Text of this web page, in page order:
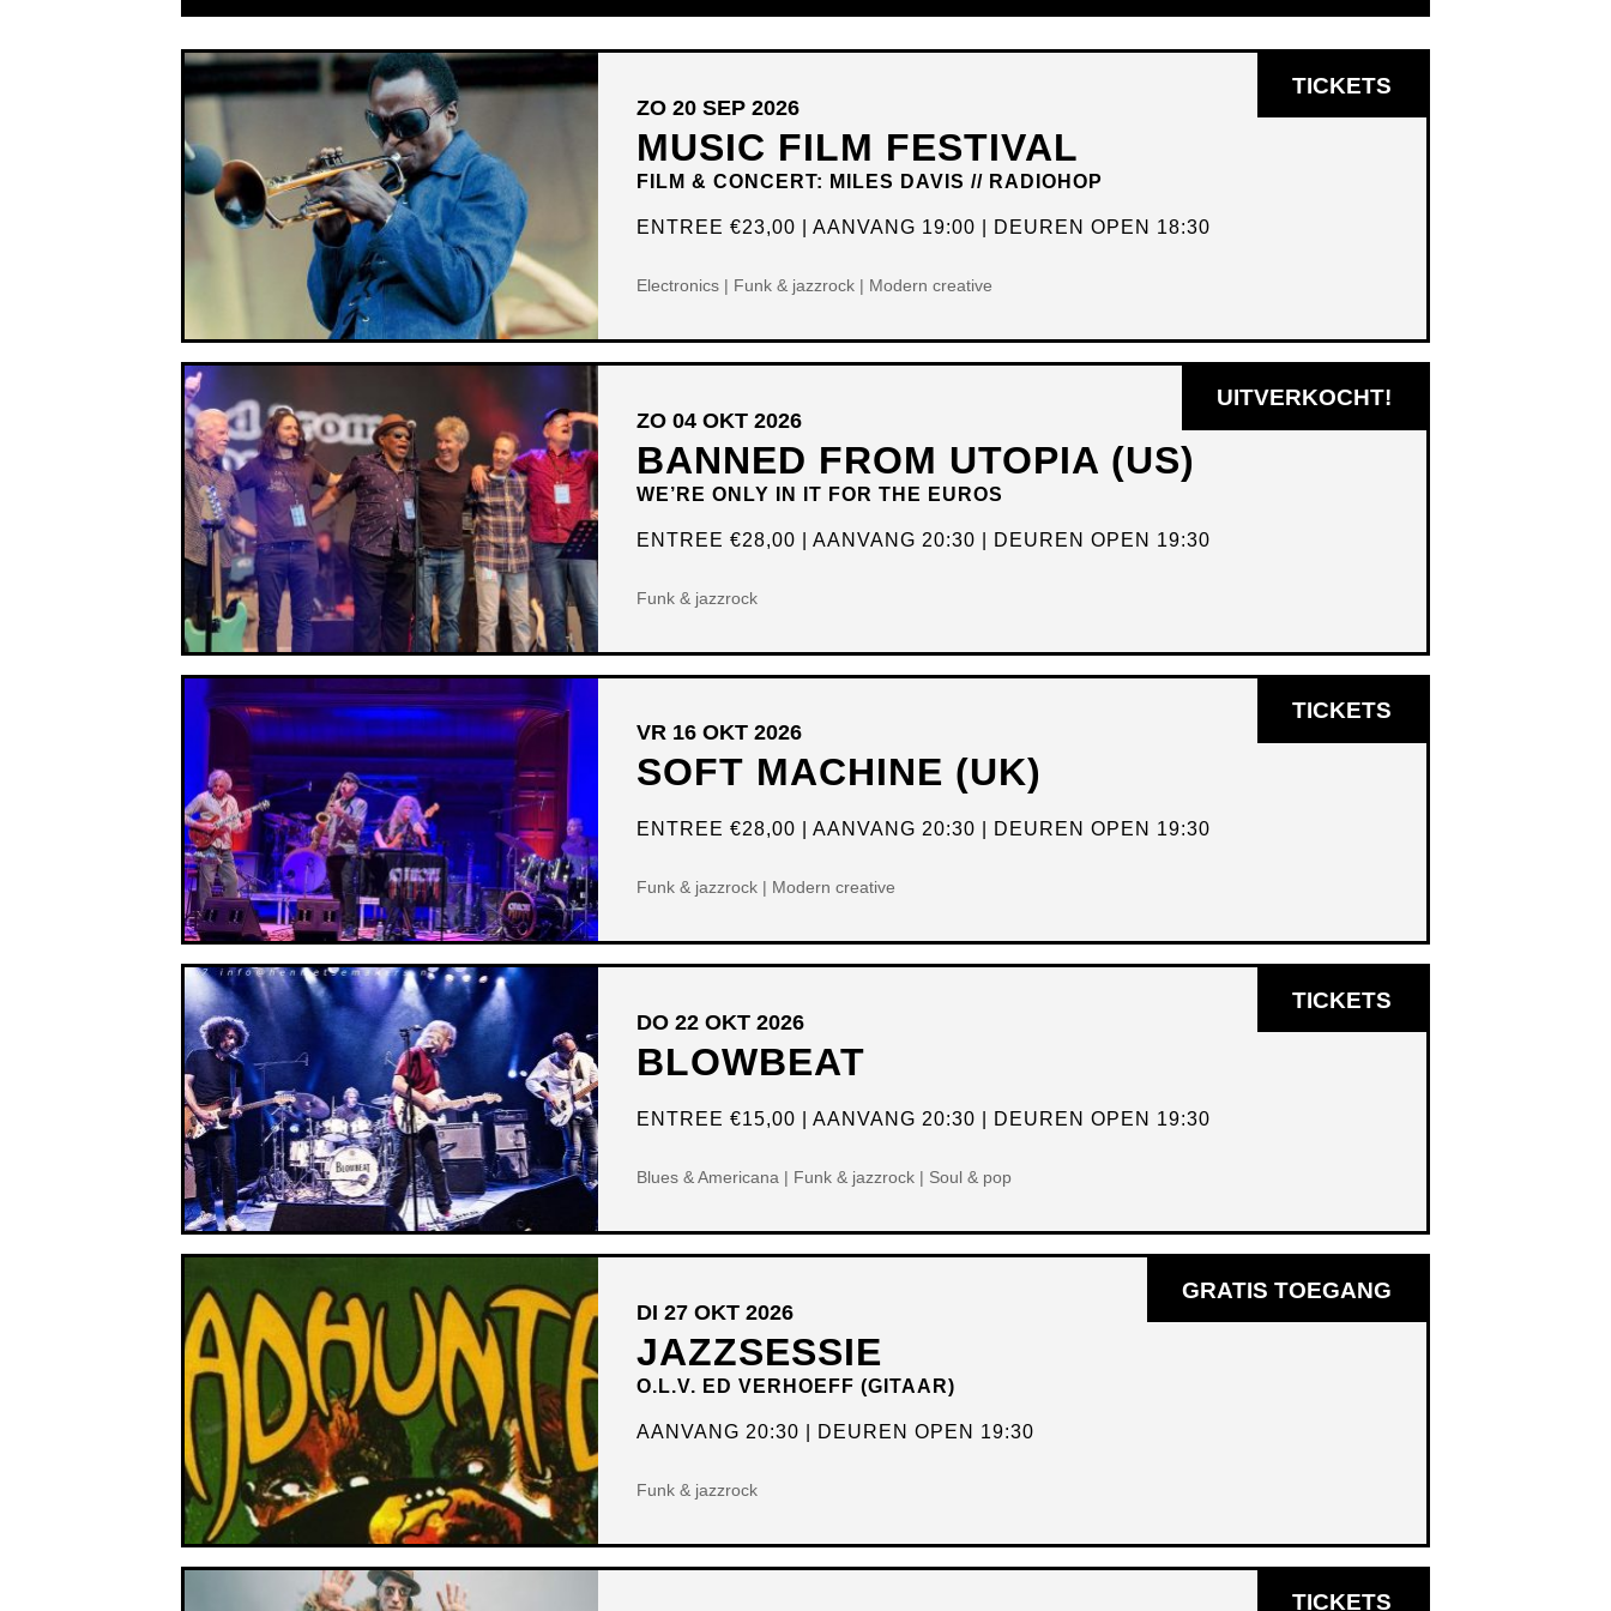
MUSIC FILM FESTIVAL
FILM & CONCERT: MILES DAVIS // RADIOHOP
ZO 20 SEP 2026
ENTREE€23,00 AANVANG 19:00 DEUREN OPEN 18:30
Electronics | Funk & jazzrock | Modern creative
TICKETS
IN
BANNED FROM UTOPIA (US)
WE’RE ONLY IN IT FOR THE EUROS
ZO 04 OKT 2026
ENTREE€28,00 AANVANG 20:30 DEUREN OPEN 19:30
Funk & jazzrock
UITVERKOCHT!
SOFT MACHINE (UK)
VR 16 OKT 2026
ENTREE€28,00 AANVANG 20:30 DEUREN OPEN 19:30
Funk & jazzrock | Modern creative
TICKETS
IN
BLOWBEAT
DO 22 OKT 2026
ENTREE€15,00 AANVANG 20:30 DEUREN OPEN 19:30
Blues & Americana | Funk & jazzrock | Soul & pop
TICKETS
IN
JAZZSESSIE
O.L.V. ED VERHOEFF (GITAAR)
DI 27 OKT 2026
AANVANG 20:30 DEUREN OPEN 19:30
Funk & jazzrock
GRATIS TOEGANG
TICKETS